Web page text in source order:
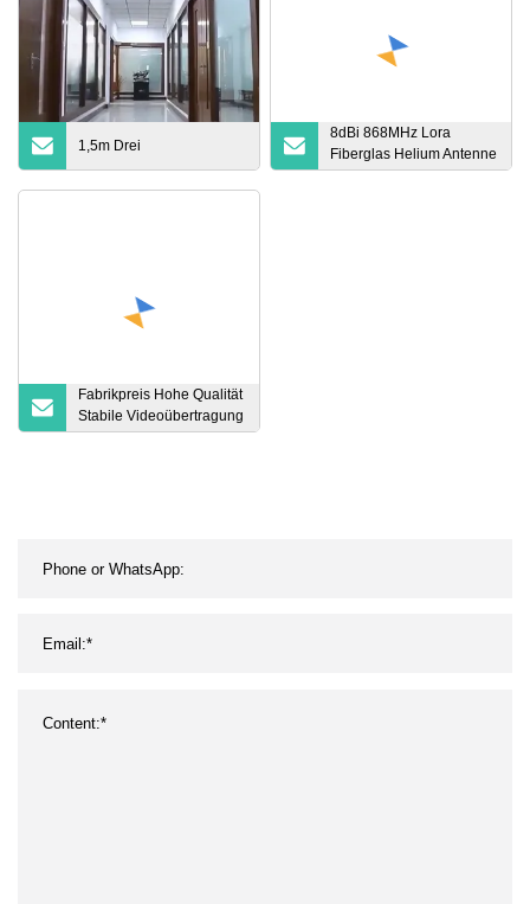
1,5m Drei
8dBi 868MHz Lora
Fiberglas Helium Antenne
Helium Miner Antenne
Fabrikpreis Hohe Qualität
Stabile Videoübertragung
Schwarz Vhdci SCSI68